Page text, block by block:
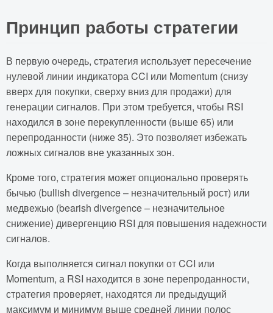
Принцип работы стратегии
В первую очередь, стратегия использует пересечение
нулевой линии индикатора CCI или Momentum (снизу
вверх для покупки, сверху вниз для продажи) для
генерации сигналов. При этом требуется, чтобы RSI
находился в зоне перекупленности (выше 65) или
перепроданности (ниже 35). Это позволяет избежать
ложных сигналов вне указанных зон.
Кроме того, стратегия может опционально проверять
бычью (bullish divergence – незначительный рост) или
медвежью (bearish divergence – незначительное
снижение) дивергенцию RSI для повышения надежности
сигналов.
Когда выполняется сигнал покупки от CCI или
Momentum, а RSI находится в зоне перепроданности,
стратегия проверяет, находятся ли предыдущий
максимум и минимум выше средней линии полос